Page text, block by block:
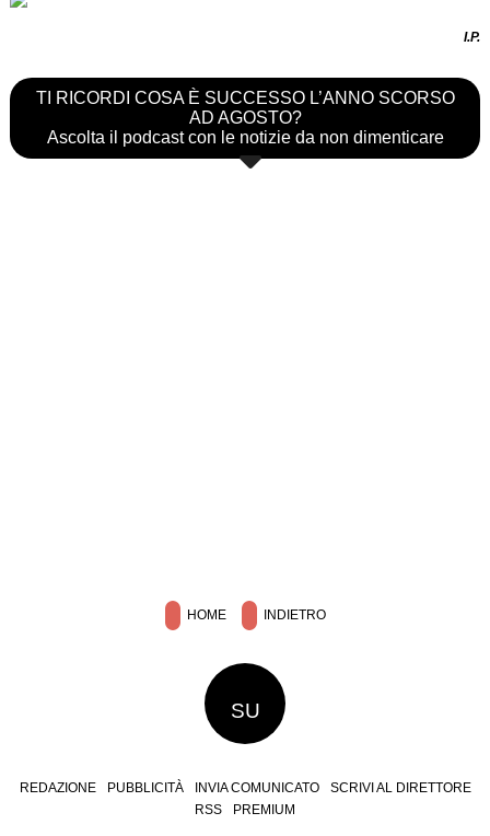
I.P.
TI RICORDI COSA È SUCCESSO L’ANNO SCORSO
AD AGOSTO?
Ascolta il podcast con le notizie da non dimenticare
HOME INDIETRO
SU
REDAZIONE PUBBLICITÀ INVIA COMUNICATO
SCRIVI AL DIRETTORE
RSS
PREMIUM